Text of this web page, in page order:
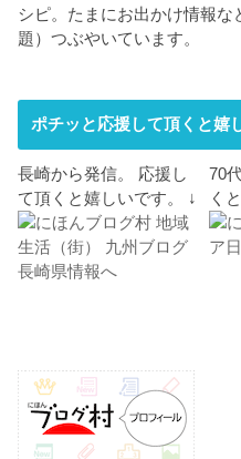
シピ。たまにお出かけ情報な
題）つぶやいています。
ポチッと応援して頂くと嬉
長崎から発信。 応援し
て頂くと嬉しいです。 ↓
70
く